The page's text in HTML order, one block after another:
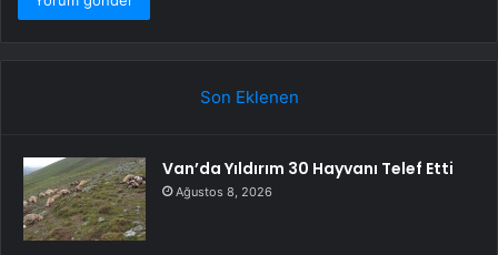
Son Eklenen
Van’da Yıldırım 30 Hayvanı Telef Etti
Ağustos 8, 2026